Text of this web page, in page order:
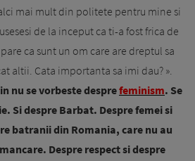
mai mult din politete pentru mine si
de la inceput ca ti-a fost frica de
ca sunt un om care are dreptul sa
altii. Cata importanta sa imi dau? ».
nu se vorbeste desprefeminism. Se
Si despre Barbat. Despre femei si
batranii din Romania, care nu au
Despre respect si despre